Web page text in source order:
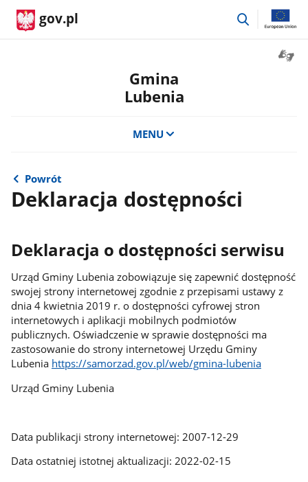
gov.pl
przejdź
Gmina
Lubenia
MENU
Powrót
Deklaracja dostępności
Deklaracja o dostępności serwisu
Urząd Gminy Lubenia zobowiązuje się zapewnić dostępność
swojej strony internetowej zgodnie z przepisami ustawy z
dnia 4 kwietnia 2019 r. o dostępności cyfrowej stron
internetowych i aplikacji mobilnych podmiotów
publicznych. Oświadczenie w sprawie dostępności ma
zastosowanie do strony internetowej Urzędu Gminy
Lubenia https://samorzad.gov.pl/web/gmina-lubenia
Urząd Gminy Lubenia
Data publikacji strony internetowej: 2007-12-29
Data ostatniej istotnej aktualizacji: 2022-02-15